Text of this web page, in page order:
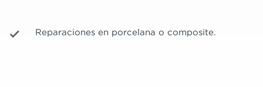
Reparaciones en porcelana o composite.